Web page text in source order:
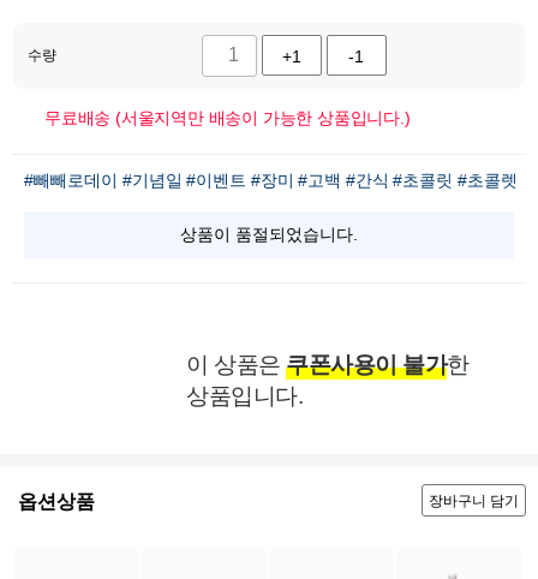
수량 +1 -1
무료배송 (서울지역만 배송이 가능한 상품입니다.)
#빼빼로데이 #기념일 #이벤트 #장미 #고백 #간식 #초콜릿 #초콜렛
상품이 품절되었습니다.
이 상품은 쿠폰사용이 불가한
상품입니다.
옵션상품 장바구니 담기